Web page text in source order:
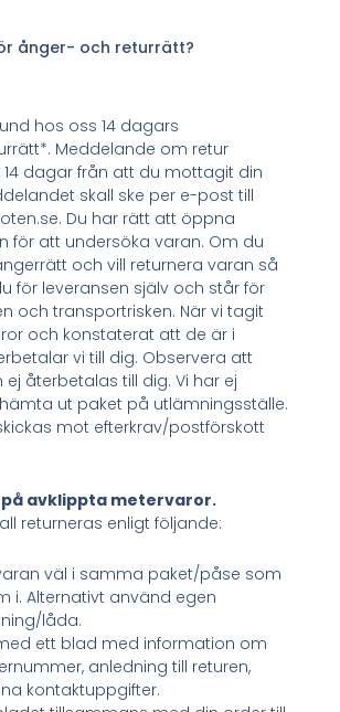
ånger- och returrätt?
hos oss 14 dagars
Meddelande om retur
dagar från att du mottagit din
skall ske per e-post till
Du har rätt att öppna
för att undersöka varan. Om du
och vill returnera varan så
för leveransen själv och står för
och transportrisken. När vi tagit
och konstaterat att de är i
vi till dig. Observera att
ej återbetalas till dig. Vi har ej
ut paket på utlämningsställe.
mot efterkrav/postförskott
avklippta metervaror.
returneras enligt följande:
väl i samma paket/påse som
i. Alternativt använd egen
låda.
ett blad med information om
anledning till returen,
kontaktuppgifter.